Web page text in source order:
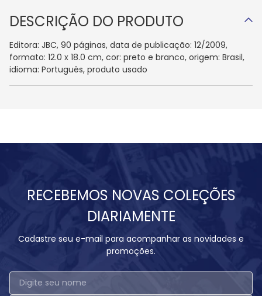
DESCRIÇÃO DO PRODUTO
Editora: JBC, 90 páginas, data de publicação: 12/2009,
formato: 12.0 x 18.0 cm, cor: preto e branco, origem: Brasil,
idioma: Português, produto usado
RECEBEMOS NOVAS COLEÇÕES
DIARIAMENTE
Cadastre seu e-mail para acompanhar as novidades e
promoções.